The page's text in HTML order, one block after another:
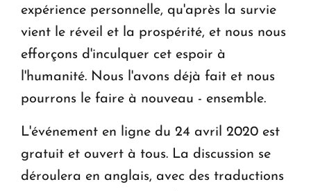
expérience personnelle, qu'après la survie
vient le réveil et la prospérité, et nous nous
efforçons d'inculquer cet espoir à
l'humanité. Nous l'avons déjà fait et nous
pourrons le faire à nouveau - ensemble.
L'événement en ligne du 24 avril 2020 est
gratuit et ouvert à tous. La discussion se
déroulera en anglais, avec des traductions